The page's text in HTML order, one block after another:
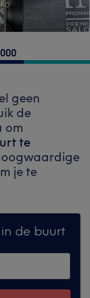
geen
de
om
te
je te
de buurt